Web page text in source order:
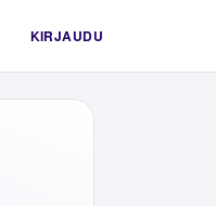
KIRJAUDU